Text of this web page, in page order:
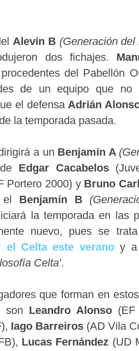
Alevín B (Generación del
dos fichajes.
del Pabellón
de un equipo que no
el defensa Adrián
la temporada pasada.
a un Benjamín A
Edgar Cacabelos
Portero 2000) y Bruno
el Benjamín B
la temporada en las
nuevo, pues se
el Celta este veranoy a
Celta'.
que forman en
son Leandro Alonso
Iago Barreiros (AD Vila
Lucas Fernández (UD